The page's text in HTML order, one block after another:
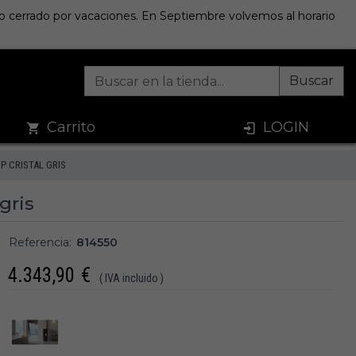
cerrado por vacaciones. En Septiembre volvemos al horario
Buscar
Carrito LOGIN
CRISTAL GRIS
Referencia: 814550
4.343,90 € ( IVA incluido )